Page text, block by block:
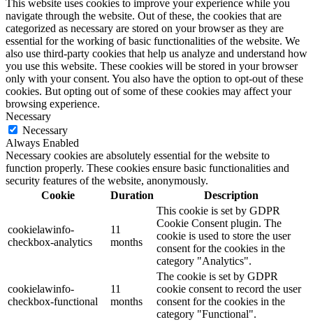
This website uses cookies to improve your experience while you
navigate through the website. Out of these, the cookies that are
categorized as necessary are stored on your browser as they are
essential for the working of basic functionalities of the website. We
also use third-party cookies that help us analyze and understand how
you use this website. These cookies will be stored in your browser
only with your consent. You also have the option to opt-out of these
cookies. But opting out of some of these cookies may affect your
browsing experience.
Necessary
Necessary
Always Enabled
Necessary cookies are absolutely essential for the website to
function properly. These cookies ensure basic functionalities and
security features of the website, anonymously.
Cookie
Duration Description
cookielawinfo-
checkbox-analytics
11
months
This cookie is set by GDPR
Cookie Consent plugin. The
cookie is used to store the user
consent for the cookies in the
category "Analytics".
cookielawinfo-
checkbox-functional
11
months
The cookie is set by GDPR
cookie consent to record the user
consent for the cookies in the
category "Functional".